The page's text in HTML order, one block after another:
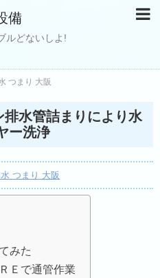
備
ルどないしよ!
つまり 大阪
排水管詰まりにより水
ー洗浄
つまり 大阪
みた
Ｅで通管作業